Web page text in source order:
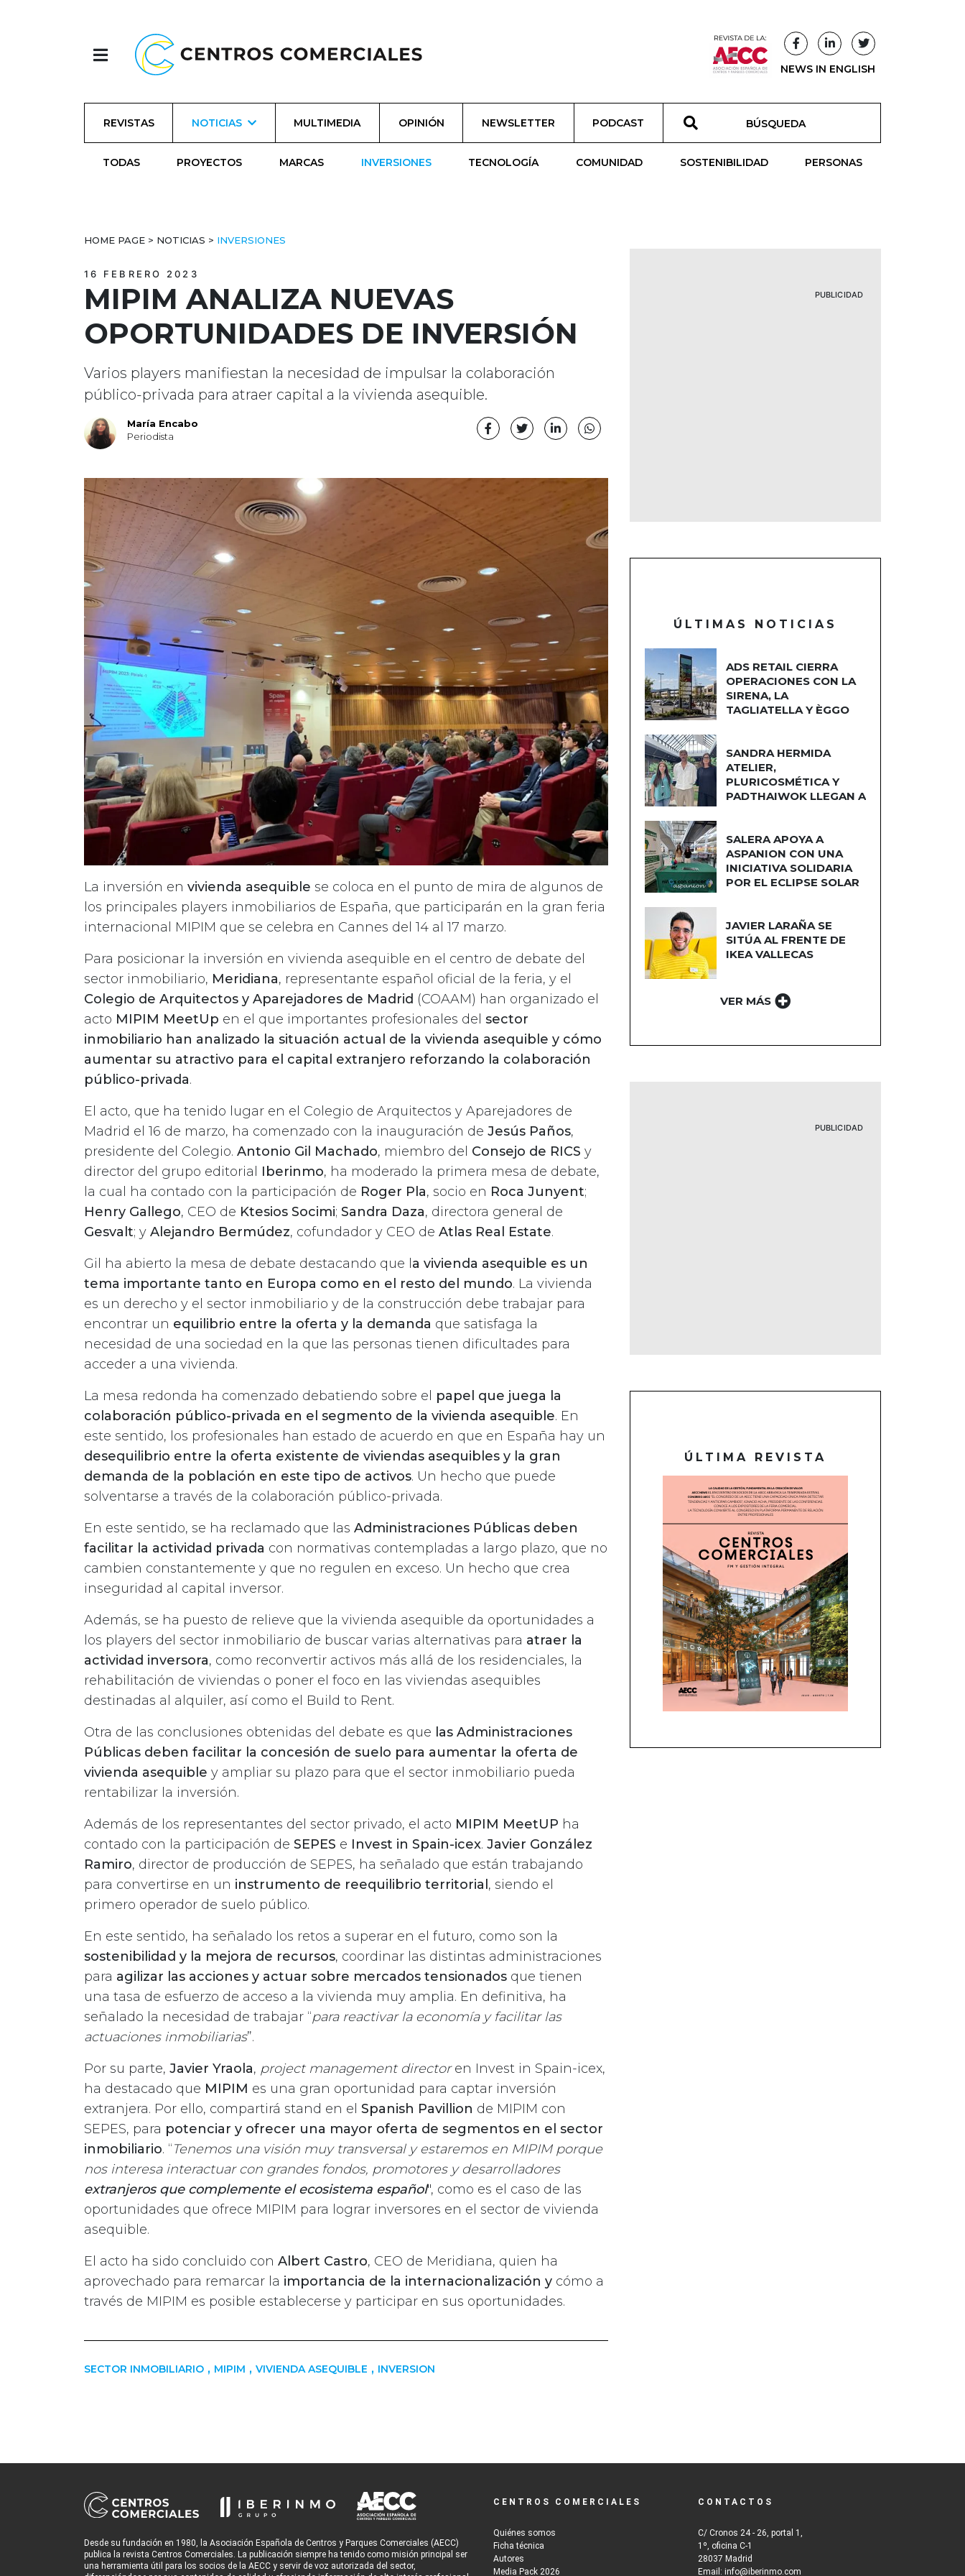
NEWS IN ENGLISH
REVISTAS NOTICIAS MULTIMEDIA OPINIÓN NEWSLETTER PODCAST
TODAS PROYECTOS MARCAS INVERSIONES TECNOLOGÍA COMUNIDAD SOSTENIBILIDAD PERSONAS
HOME PAGE > NOTICIAS > INVERSIONES
16 FEBRERO 2023
MIPIM ANALIZA NUEVAS
OPORTUNIDADES DE INVERSIÓN
Varios players manifiestan la necesidad de impulsar la colaboración
público-privada para atraer capital a la vivienda asequible.
María Encabo
Periodista
La inversión en vivienda asequible se coloca en el punto de mira de algunos de
los principales players inmobiliarios de España, que participarán en la gran feria
internacional MIPIM que se celebra en Cannes del 14 al 17 marzo.
Para posicionar la inversión en vivienda asequible en el centro de debate del
sector inmobiliario, Meridiana, representante español oficial de la feria, y el
Colegio de Arquitectos y Aparejadores de Madrid (COAAM) han organizado el
acto MIPIM MeetUp en el que importantes profesionales del sector
inmobiliario han analizado la situación actual de la vivienda asequible y cómo
aumentar su atractivo para el capital extranjero reforzando la colaboración
público-privada.
El acto, que ha tenido lugar en el Colegio de Arquitectos y Aparejadores de
Madrid el 16 de marzo, ha comenzado con la inauguración de Jesús Paños,
presidente del Colegio. Antonio Gil Machado, miembro del Consejo de RICS y
director del grupo editorial Iberinmo, ha moderado la primera mesa de debate,
la cual ha contado con la participación de Roger Pla, socio en Roca Junyent;
Henry Gallego, CEO de Ktesios Socimi; Sandra Daza, directora general de
Gesvalt; y Alejandro Bermúdez, cofundador y CEO de Atlas Real Estate.
Gil ha abierto la mesa de debate destacando que l a vivienda asequible es un
tema importante tanto en Europa como en el resto del mundo. La vivienda
es un derecho y el sector inmobiliario y de la construcción debe trabajar para
encontrar un equilibrio entre la oferta y la demanda que satisfaga la
necesidad de una sociedad en la que las personas tienen dificultades para
acceder a una vivienda.
La mesa redonda ha comenzado debatiendo sobre el papel que juega la
colaboración público-privada en el segmento de la vivienda asequible. En
este sentido, los profesionales han estado de acuerdo en que en España hay un
desequilibrio entre la oferta existente de viviendas asequibles y la gran
demanda de la población en este tipo de activos. Un hecho que puede
solventarse a través de la colaboración público-privada.
En este sentido, se ha reclamado que las Administraciones Públicas deben
facilitar la actividad privada con normativas contempladas a largo plazo, que no
cambien constantemente y que no regulen en exceso. Un hecho que crea
inseguridad al capital inversor.
Además, se ha puesto de relieve que la vivienda asequible da oportunidades a
los players del sector inmobiliario de buscar varias alternativas para atraer la
actividad inversora, como reconvertir activos más allá de los residenciales, la
rehabilitación de viviendas o poner el foco en las viviendas asequibles
destinadas al alquiler, así como el Build to Rent.
Otra de las conclusiones obtenidas del debate es que las Administraciones
Públicas deben facilitar la concesión de suelo para aumentar la oferta de
vivienda asequible y ampliar su plazo para que el sector inmobiliario pueda
rentabilizar la inversión.
Además de los representantes del sector privado, el acto MIPIM MeetUP ha
contado con la participación de SEPES e Invest in Spain-icex. Javier González
Ramiro, director de producción de SEPES, ha señalado que están trabajando
para convertirse en un instrumento de reequilibrio territorial , siendo el
primero operador de suelo público.
En este sentido, ha señalado los retos a superar en el futuro, como son la
sostenibilidad y la mejora de recursos, coordinar las distintas administraciones
para agilizar las acciones y actuar sobre mercados tensionados que tienen
una tasa de esfuerzo de acceso a la vivienda muy amplia. En definitiva, ha
señalado la necesidad de trabajar “para reactivar la economía y facilitar las
actuaciones inmobiliarias”.
Por su parte, Javier Yraola, project management directoren Invest in Spain-icex,
ha destacado que MIPIM es una gran oportunidad para captar inversión
extranjera. Por ello, compartirá stand en el Spanish Pavillion de MIPIM con
SEPES, para potenciar y ofrecer una mayor oferta de segmentos en el sector
inmobiliario. “Tenemos una visión muy transversal y estaremos en MIPIM porque
nos interesa interactuar con grandes fondos, promotores y desarrolladores
extranjeros que complemente el ecosistema español", como es el caso de las
oportunidades que ofrece MIPIM para lograr inversores en el sector de vivienda
asequible.
El acto ha sido concluido con Albert Castro, CEO de Meridiana, quien ha
aprovechado para remarcar la importancia de la internacionalización y cómo a
través de MIPIM es posible establecerse y participar en sus oportunidades.
SECTOR INMOBILIARIO , MIPIM , VIVIENDA ASEQUIBLE , INVERSION
PUBLICIDAD
ÚLTIMAS NOTICIAS
ADS RETAIL CIERRA
OPERACIONES CON LA
SIRENA, LA
TAGLIATELLA Y ÈGGO
SANDRA HERMIDA
ATELIER,
PLURICOSMÉTICA Y
PADTHAIWOK LLEGAN A
SALERA APOYA A
ASPANION CON UNA
INICIATIVA SOLIDARIA
POR EL ECLIPSE SOLAR
JAVIER LARAÑA SE
SITÚA AL FRENTE DE
IKEA VALLECAS
VER MÁS
PUBLICIDAD
ÚLTIMA REVISTA
Desde su fundación en 1980, la Asociación Española de Centros y Parques Comerciales (AECC)
publica la revista Centros Comerciales. La publicación siempre ha tenido como misión principal ser
una herramienta útil para los socios de la AECC y servir de voz autorizada del sector,
CENTROS COMERCIALES
Quiénes somos
Ficha técnica
Autores
Media Pack 2026
CONTACTOS
C/ Cronos 24 - 26, portal 1,
1º, oficina C-1
28037 Madrid
Email: info@iberinmo.com